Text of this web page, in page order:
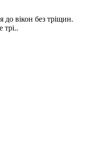
до вікон без тріщин.
трі..